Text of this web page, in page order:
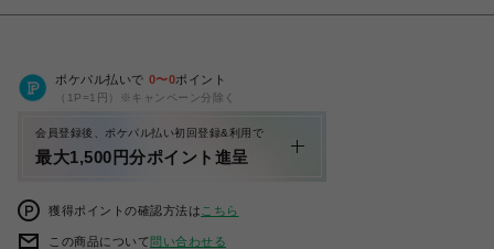
ポケパル払いで 0〜0ポイント
（1P=1円）※キャンペーン分除く
会員登録後、ポケパル払い初回登録&利用で
最大1,500円分ポイント進呈
獲得ポイントの確認方法は こちら
この商品について問い合わせる